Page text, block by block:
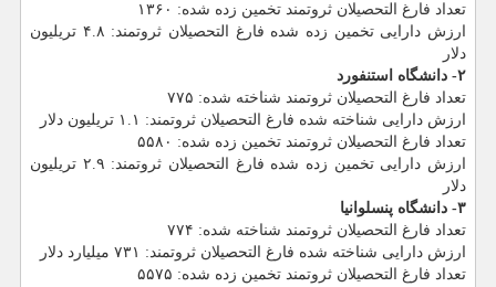
تعداد فارغ التحصیلان ثروتمند تخمین زده شده: ۱۳۶۰
ارزش دارایی تخمین زده شده فارغ التحصیلان ثروتمند: ۴.۸ تریلیون
دلار
۲- دانشگاه استنفورد
تعداد فارغ التحصیلان ثروتمند شناخته شده: ۷۷۵
ارزش دارایی شناخته شده فارغ التحصیلان ثروتمند: ۱.۱ تریلیون دلار
تعداد فارغ التحصیلان ثروتمند تخمین زده شده: ۵۵۸۰
ارزش دارایی تخمین زده شده فارغ التحصیلان ثروتمند: ۲.۹ تریلیون
دلار
۳- دانشگاه پنسلوانیا
تعداد فارغ التحصیلان ثروتمند شناخته شده: ۷۷۴
ارزش دارایی شناخته شده فارغ التحصیلان ثروتمند: ۷۳۱ میلیارد دلار
تعداد فارغ التحصیلان ثروتمند تخمین زده شده: ۵۵۷۵